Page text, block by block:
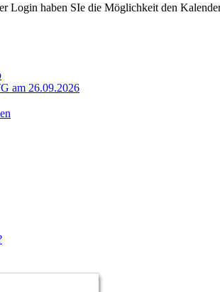
Login haben SIe die Möglichkeit den
am 26.09.2026